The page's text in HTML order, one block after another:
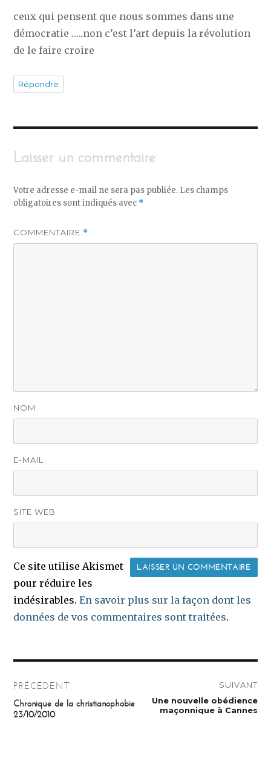
ceux qui pensent que nous sommes dans une
démocratie …..non c’est l’art depuis la révolution
de le faire croire
Répondre
Laisser un commentaire
Votre adresse e-mail ne sera pas publiée. Les champs
obligatoires sont indiqués avec *
COMMENTAIRE *
NOM
E-MAIL
SITE WEB
Ce site utilise Akismet
pour réduire les
indésirables.En savoir plus sur la façon dont les
données de vos commentaires sont traitées.
de
PRÉCÉDENT
Publication
précédente :
Chronique de la christianophobie
23/10/2010
SUIVANT
Publication
suivante :
Une nouvelle obédience
maçonnique à Cannes